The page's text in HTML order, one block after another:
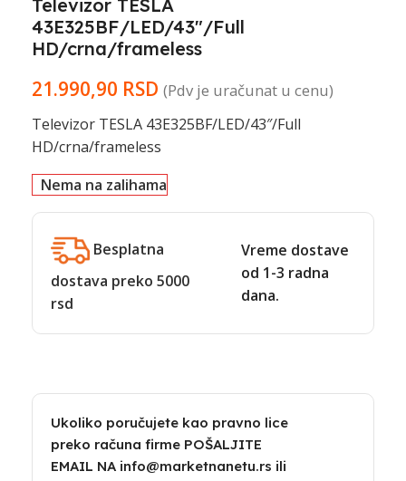
Televizor TESLA
43E325BF/LED/43″/Full
HD/crna/frameless
21.990,90 RSD (Pdv je uračunat u cenu)
Televizor TESLA 43E325BF/LED/43″/Full
HD/crna/frameless
Nema na zalihama
Besplatna
dostava preko 5000
rsd
Vreme dostave
od 1-3 radna
dana.
Ukoliko poručujete kao pravno lice
preko računa firme POŠALJITE
EMAIL NA info@marketnanetu.rs ili